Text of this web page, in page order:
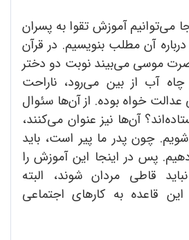
می‌توانیم آموزش تقوا به پسران
درباره آن مطلب بنویسیم. در قرآن
موسی می‌بیند نوبت دو دختر
آب از بین می‌رود، ناراحت
خواه بوده. از آن‌ها سئوال
آن‌ها نیز عنوان می‌‌کنند،
چون پدر ما پیر است، باید
دهیم. پس در اینجا این آموزش را
قاطی مردان شوند، البته
این قاعده به کارهای اجتماعی